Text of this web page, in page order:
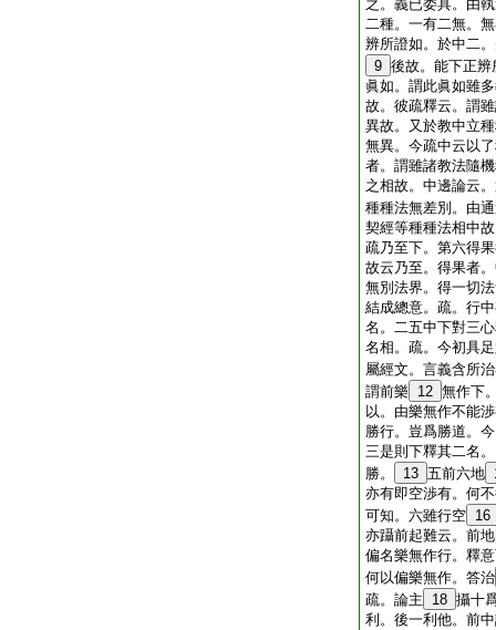
之。義已委具。由
二種。一有二無。
辨所證如。於中二
9 後故。能下正
眞如。謂此眞如雖
故。彼疏釋云。謂
異故。又於教中立
無異。今疏中云以
者。謂雖諸教法隨
之相故。中邊論云
種種法無差別。由
契經等種種法相中
疏乃至下。第六得
故云乃至。得果者
無別法界。得一切
結成總意。疏。行
名。二五中下對三
名相。疏。今初具
屬經文。言義含所
謂前樂 12 無作下
以。由樂無作不能
勝行。豈爲勝道。
三是則下釋其二名
勝。
13 五前六地
亦有即空渉有。何
可知。六雖行空 16
亦躡前起難云。前
偏名樂無作行。釋
何以偏樂無作。答治
疏。論主
18 攝十
利。後一利他。前